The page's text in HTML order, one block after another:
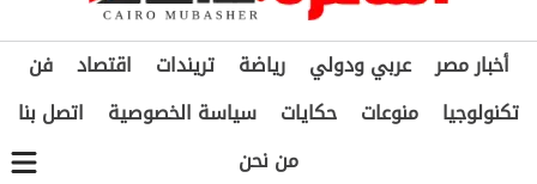
أخبار مصر عربي ودولي رياضة تريندات اقتصاد
فن
تكنولوجيا
منوعات حكايات سياسة الخصوصية
اتصل بنا
من نحن